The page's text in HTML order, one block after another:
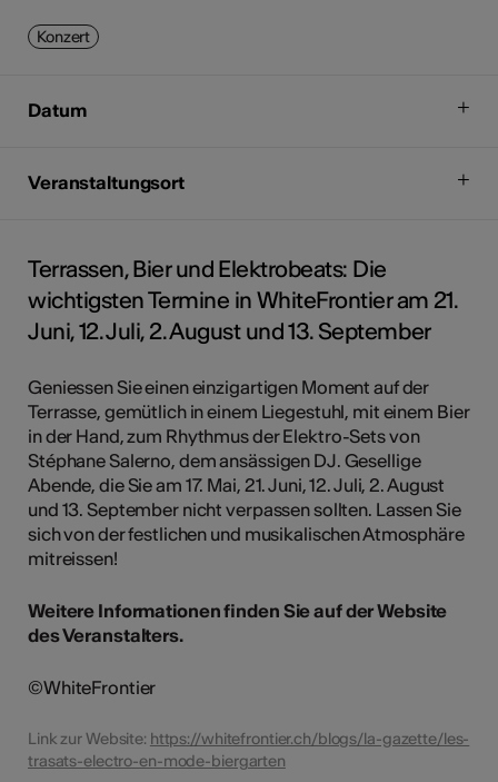
Konzert
Datum
Veranstaltungsort
Terrassen, Bier und Elektrobeats: Die
wichtigsten Termine in WhiteFrontier am 21.
Juni, 12. Juli, 2. August und 13. September
Geniessen Sie einen einzigartigen Moment auf der
Terrasse, gemütlich in einem Liegestuhl, mit einem Bier
in der Hand, zum Rhythmus der Elektro-Sets von
Stéphane Salerno, dem ansässigen DJ. Gesellige
Abende, die Sie am 17. Mai, 21. Juni, 12. Juli, 2. August
und 13. September nicht verpassen sollten. Lassen Sie
sich von der festlichen und musikalischen Atmosphäre
mitreissen!
Weitere Informationen finden Sie auf der Website
des Veranstalters.
©WhiteFrontier
Link zur Website: https://whitefrontier.ch/blogs/la-gazette/les-
trasats-electro-en-mode-biergarten